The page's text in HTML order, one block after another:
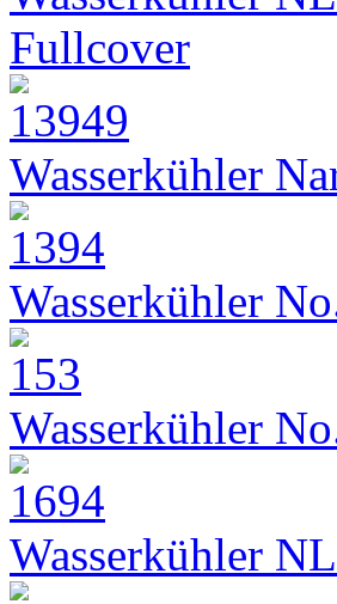
Fullcover
Wasserkühler
Wasserkühler
Wasserkühler
Wasserkühler